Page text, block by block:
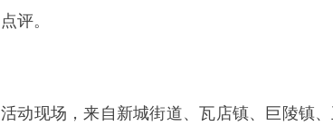
点评。
活动现场，来自新城街道、瓦店镇、巨陵镇